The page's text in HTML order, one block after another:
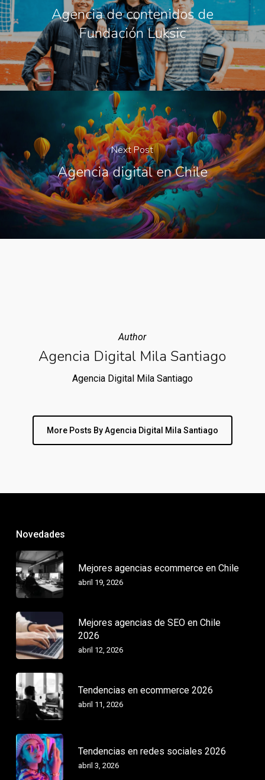
Agencia de contenidos de
Fundación Luksic
Next Post
Agencia digital en Chile
Author
Agencia Digital Mila Santiago
Agencia Digital Mila Santiago
More Posts By Agencia Digital Mila Santiago
Novedades
Mejores agencias ecommerce en Chile
abril 19, 2026
Mejores agencias de SEO en Chile
2026
abril 12, 2026
Tendencias en ecommerce 2026
abril 11, 2026
Tendencias en redes sociales 2026
abril 3, 2026